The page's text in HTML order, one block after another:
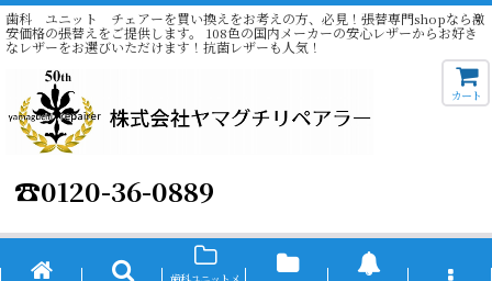
歯科 ユニット チェアーを買い換えをお考えの方、必見！張替専門shopなら激
安価格の張替えをご提供します。 108色の国内メーカーの安心レザーからお好き
なレザーをお選びいただけます！抗菌レザーも人気！
☎0120-36-0889
カート